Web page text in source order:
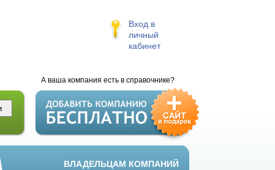
Вход в
личный
кабинет
А ваша компания есть в справочнике?
ВЛАДЕЛЬЦАМ КОМПАНИЙ